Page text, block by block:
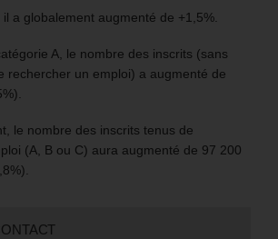
il a globalement augmenté de +1,5%.
A, le nombre des inscrits (sans
rechercher un emploi) a augmenté de
le nombre des inscrits tenus de
(A, B ou C) aura augmenté de 97 200